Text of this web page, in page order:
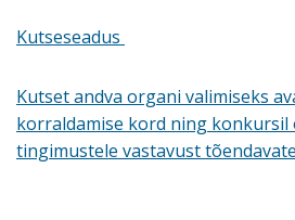
Kutseseadus
Kutset andva organi valimiseks
korraldamise kord ning konkursil
tingimustele vastavust